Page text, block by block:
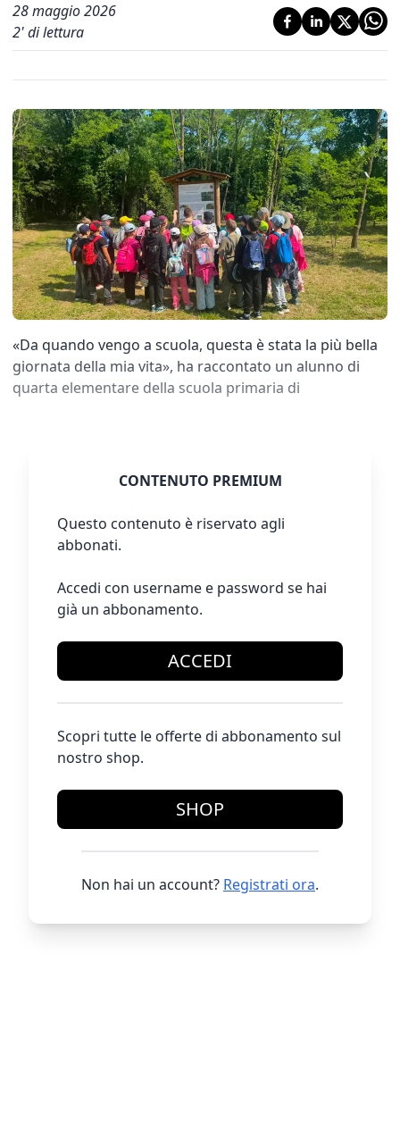
28 maggio 2026
2' di lettura
«Da quando vengo a scuola, questa è stata la più bella
giornata della mia vita», ha raccontato un alunno di
quarta elementare della scuola primaria di
CONTENUTO PREMIUM
Questo contenuto è riservato agli
abbonati.
Accedi con username e password se hai
già un abbonamento.
ACCEDI
Scopri tutte le offerte di abbonamento sul
nostro shop.
SHOP
Non hai un account? Registrati ora.